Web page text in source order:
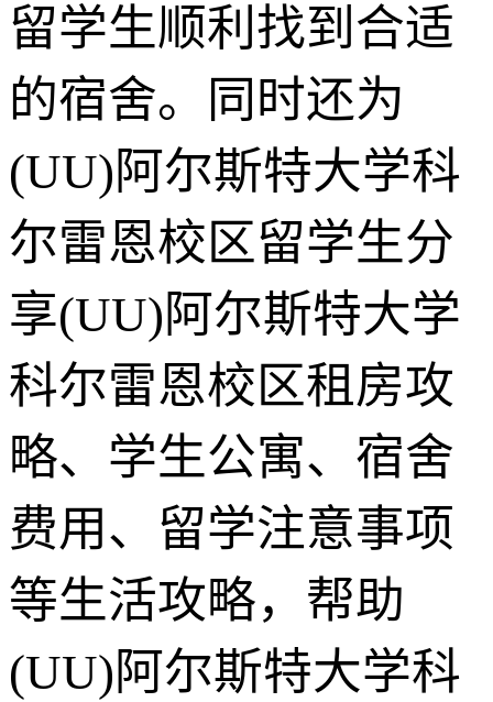
留学生顺利找到合适
的宿舍。同时还为
(UU)阿尔斯特大学科
尔雷恩校区留学生分
享(UU)阿尔斯特大学
科尔雷恩校区租房攻
略、学生公寓、宿舍
费用、留学注意事项
等生活攻略，帮助
(UU)阿尔斯特大学科